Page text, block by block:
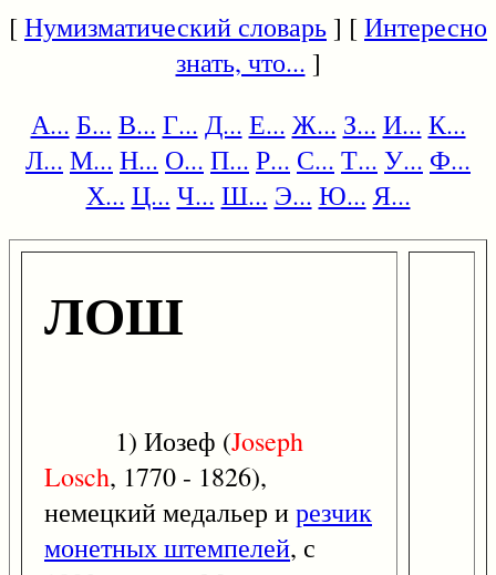
[Нумизматический словарь] [Интересно
знать, что... ]
А... Б... В... Г... Д... Е... Ж... З... И... К...
Л... М... Н... О... П... Р... С... Т... У... Ф...
Х... Ц... Ч... Ш... Э... Ю... Я...
ЛОШ
1) Иозеф (Joseph
Losch, 1770 - 1826),
немецкий медальер ирезчик
монетных штемпелей, с